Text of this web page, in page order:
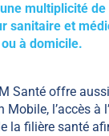
multiplicité
sanitaire et
à domicile.
Santé offre
Mobile, l’accès à
la filière santé